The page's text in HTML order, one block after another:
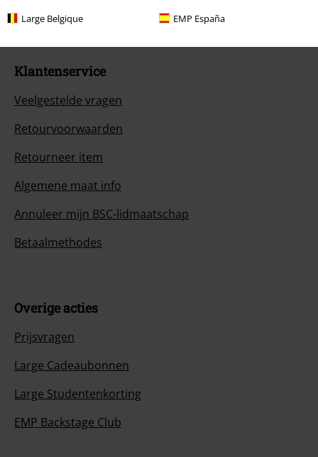
Large Belgique EMP España
Klantenservice
Veelgestelde vragen
Retourvoorwaarden
Retourneer item
Algemene maat info
Annuleer mijn BSC-lidmaatschap
Betaalmethodes
Overige acties
Prijsvragen
Large Cadeaubonnen
Large Studentenkorting
EMP Backstage Club